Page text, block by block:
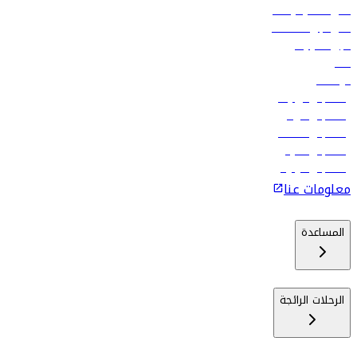
أدنى أسعار الرحلات
فلاي دبي للعطلات
تأجير السيارات
فنادق
الوظائف
رحلات إلى تبيليسي
رحلات إلى الرياض
رحلات إلى مسقط
رحلات إلى ماليه
رحلات إلى كولومبو
معلومات عنا
المساعدة
الرحلات الرائجة